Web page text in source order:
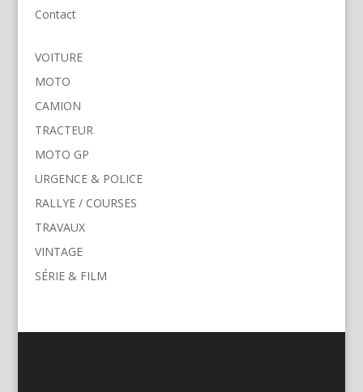
Contact
VOITURE
MOTO
CAMION
TRACTEUR
MOTO GP
URGENCE & POLICE
RALLYE / COURSES
TRAVAUX
VINTAGE
SÉRIE & FILM